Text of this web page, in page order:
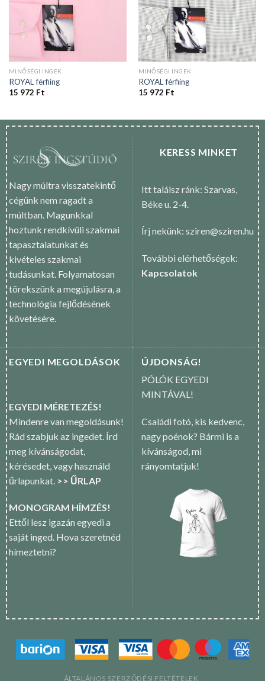
MINŐSÉGI INGEK
ROYAL férfiing
15 972 Ft
MINŐSÉGI INGEK
ROYAL férfiing
15 972 Ft
Nagy múltra visszatekintő
cégünk nem ragadt a
múltban. Magunkkal
hoztunk rendkívüli szakmai
tapasztalatunkat és
kivételes szakmai
tudásunkat. Folyamatosan
törekszünk a megújulásra, a
technológia fejlődésének
követésére.
KERESS MINKET
Itt találsz ránk: Szarvas,
Béke u. 2-4.
Írj nekünk: sziren@sziren.hu
További elérhetőségek:
Kapcsolatok
EGYEDI MEGOLDÁSOK
EGYEDI MÉRETEZÉS!
Mindenre van megoldásunk!
Rád szabjuk az ingedet. Írd
meg kívánságodat,
kérésedet, vagy használd
űrlapunkat. >> ŰRLAP
MONOGRAM HÍMZÉS!
Ettől lesz igazán egyedi a
saját inged. Hova szeretnéd
hímeztetni?
ÚJDONSÁG!
PÓLÓK EGYEDI
MINTÁVAL!
Családi fotó, kis kedvenc,
nagy poénok? Bármi is a
kívánságod, mi
rányomtatjuk!
ÁLTALÁNOS SZERZŐDÉSI FELTÉTELEK